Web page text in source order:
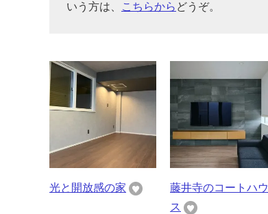
いう方は、
こちらから どうぞ。
光と開放感の家
藤井寺のコートハウ
ス